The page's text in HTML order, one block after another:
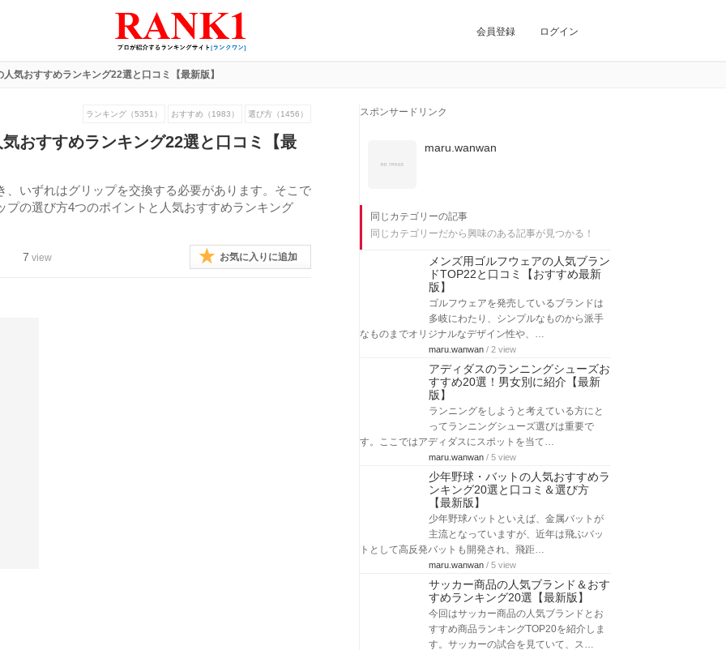
会員登録 ログイン
気おすすめランキング22選と口コミ【最新版】
ランキング（5351） おすすめ（1983） 選び方（1456）
おすすめランキング22選と口コミ【最
いずれはグリップを交換する必要があります。そこで
の選び方4つのポイントと人気おすすめランキング
7 view お気に入りに追加
スポンサードリンク
maru.wanwan
同じカテゴリーの記事
同じカテゴリーだから興味のある記事が見つかる！
メンズ用ゴルフウェアの人気ブラン
ドTOP22と口コミ【おすすめ最新
版】
ゴルフウェアを発売しているブランドは
多岐にわたり、シンプルなものから派手
なものまでオリジナルなデザイン性や、…
maru.wanwan / 2 view
アディダスのランニングシューズお
すすめ20選！男女別に紹介【最新
版】
ランニングをしようと考えている方にと
ってランニングシューズ選びは重要で
す。ここではアディダスにスポットを当て…
maru.wanwan / 5 view
少年野球・バットの人気おすすめラ
ンキング20選と口コミ＆選び方
【最新版】
少年野球バットといえば、金属バットが
主流となっていますが、近年は飛ぶバッ
トとして高反発バットも開発され、飛距…
maru.wanwan / 5 view
サッカー商品の人気ブランド＆おす
すめランキング20選【最新版】
今回はサッカー商品の人気ブランドとお
すすめ商品ランキングTOP20を紹介しま
す。サッカーの試合を見ていて、ス…